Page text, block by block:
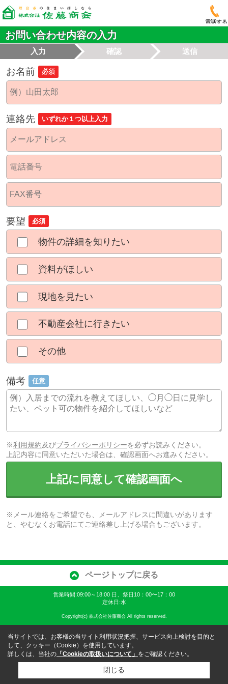
電話する
お問い合わせ内容の入力
入力 確認 送信
お名前 必須
連絡先 いずれか１つ以上入力
要望 必須
物件の詳細を知りたい
資料がほしい
現地を見たい
不動産会社に行きたい
その他
備考 任意
※利用規約及びプライバシーポリシーを必ずお読みください。
上記内容に同意いただいた場合は、確認画面へお進みください。
上記に同意して確認画面へ
※メール連絡をご希望でも、メールアドレスに間違いがあります
と、やむなくお電話にてご連絡差し上げる場合もございます。
ページトップに戻る
営業時間:09:00～18:00 日、祭日10：00〜17：00
定休日:水
Copyright(c) 株式会社佐藤商会 All rights reserved.
当サイトでは、お客様の当サイト利用状況把握、サービス向上検討を目的と
して、クッキー（Cookie）を使用しています。
詳しくは、当社の 「Cookieの取扱いについて」 をご確認ください。
閉じる